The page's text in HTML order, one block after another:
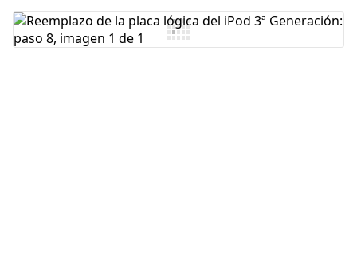
Agregar Comentario